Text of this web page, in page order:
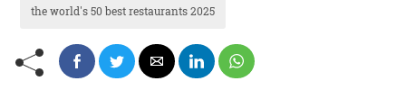
the world's 50 best restaurants 2025